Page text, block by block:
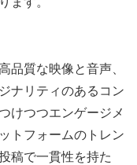
品質な映像と音声、
ナリティのあるコン
けつつエンゲージメ
トフォームのトレン
稿で一貫性を持た